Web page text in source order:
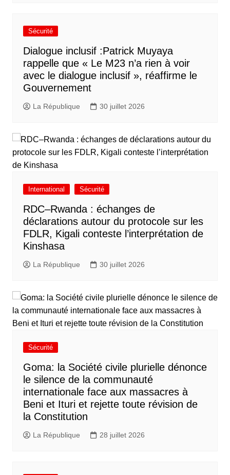
Sécurité
Dialogue inclusif :Patrick Muyaya
rappelle que « Le M23 n’a rien à voir
avec le dialogue inclusif », réaffirme le
Gouvernement
La République 30 juillet 2026
International Sécurité
RDC–Rwanda : échanges de
déclarations autour du protocole sur les
FDLR, Kigali conteste l’interprétation de
Kinshasa
La République 30 juillet 2026
Sécurité
Goma: la Société civile plurielle dénonce
le silence de la communauté
internationale face aux massacres à
Beni et Ituri et rejette toute révision de
la Constitution
La République 28 juillet 2026